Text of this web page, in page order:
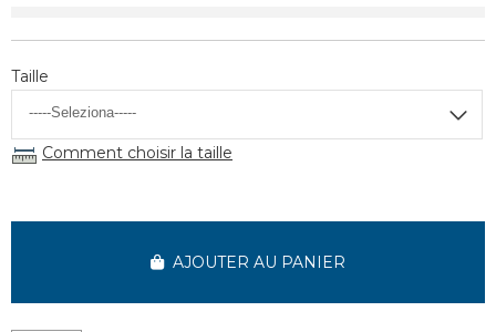
Taille
Comment choisir la taille
AJOUTER AU PANIER